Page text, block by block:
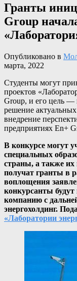
Гранты
Group
Опубликовано в
марта, 2022
Студенты могут
проектов
Group, и его цель —
решение
внедрение
предприятиях En+
В конкурсе могут
специальных
страны, а также их
получат гранты в
воплощения
конкурсанты
компанию с
энергохолдинг.
«Лаборатории